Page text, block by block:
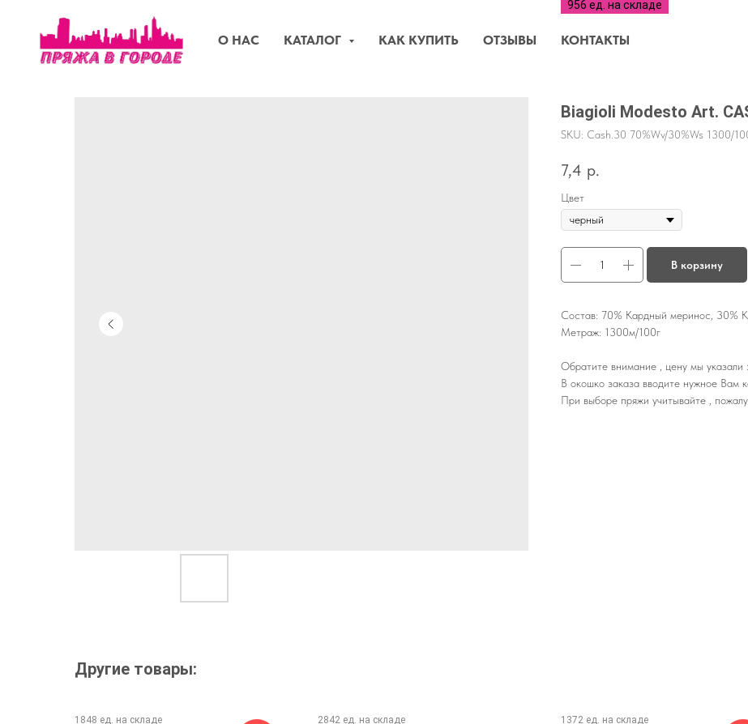
О НАС КАТАЛОГ КАК КУПИТЬ ОТЗЫВЫ КОНТАКТЫ
Biagioli Modesto Art.
SKU: Cash.30 70%Wv/30%Ws 1300/
7,4 р.
Цвет
В корзину
Состав: 70% Кардный меринос, 30%
Метраж: 1300м/100г
Обратите внимание , цену мы указали
В окошко заказа вводите нужное Вам
При выборе пряжи учитывайте ,
Другие товары: